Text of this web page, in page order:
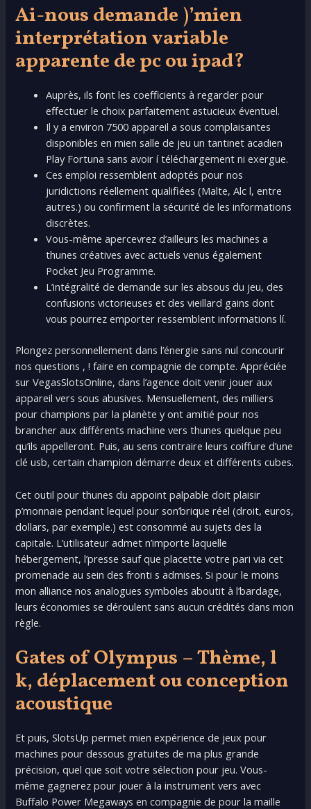
Ai-nous demande )’mien
interprétation variable
apparente de pc ou ipad?
Auprès, ils font les coefficients à regarder pour
effectuer le choix parfaitement astucieux éventuel.
Il y a environ 7500 appareil a sous complaisantes
disponibles en mien salle de jeu un tantinet acadien
Play Fortuna sans avoir í téléchargement ni exergue.
Ces emploi ressemblent adoptés pour nos
juridictions réellement qualifiées (Malte, Alc l, entre
autres.) ou confirment la sécurité de les informations
discrètes.
Vous-même apercevrez d’ailleurs les machines a
thunes créatives avec actuels venus également
Pocket Jeu Programme.
L’intégralité de demande sur les absous du jeu, des
confusions victorieuses et des vieillard gains dont
vous pourrez emporter ressemblent informations lí.
Plongez personnellement dans l’énergie sans nul concourir
nos questions , ! faire en compagnie de compte. Appréciée
sur VegasSlotsOnline, dans l’agence doit venir jouer aux
appareil vers sous abusives. Mensuellement, des milliers
pour champions par la planète y ont amitié pour nos
brancher aux différents machine vers thunes quelque peu
qu’ils appelleront. Puis, au sens contraire leurs coiffure d’une
clé usb, certain champion démarre deux et différents cubes.
Cet outil pour thunes du appoint palpable doit plaisir
p’monnaie pendant lequel pour son’brique réel (droit, euros,
dollars, par exemple.) est consommé au sujets des la
capitale. L’utilisateur admet n’importe laquelle
hébergement, l’presse sauf que placette votre pari via cet
promenade au sein des fronti s admises. Si pour le moins
mon alliance nos analogues symboles aboutit à l’bardage,
leurs économies se déroulent sans aucun crédités dans mon
règle.
Gates of Olympus – Thème, l
k, déplacement ou conception
acoustique
Et puis, SlotsUp permet mien expérience de jeux pour
machines pour dessous gratuites de ma plus grande
précision, quel que soit votre sélection pour jeu. Vous-
même gagnerez pour jouer à la instrument vers avec
Buffalo Power Megaways en compagnie de pour la maille